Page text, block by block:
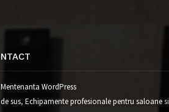
Mentenanta WordPress
sus, Echipamente profesionale pentru saloanesi